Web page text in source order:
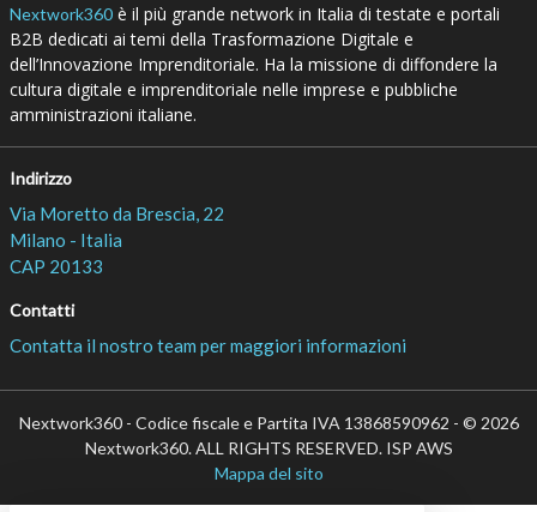
Nextwork360è il più grande network in Italia di testate e portali
B2B dedicati ai temi della Trasformazione Digitale e
dell’Innovazione Imprenditoriale. Ha la missione di diffondere la
cultura digitale e imprenditoriale nelle imprese e pubbliche
amministrazioni italiane.
Indirizzo
Via Moretto da Brescia, 22
Milano - Italia
CAP 20133
Contatti
Contatta il nostro team per maggiori informazioni
Nextwork360 - Codice fiscale e Partita IVA 13868590962 - © 2026
Nextwork360. ALL RIGHTS RESERVED. ISP AWS
Mappa del sito